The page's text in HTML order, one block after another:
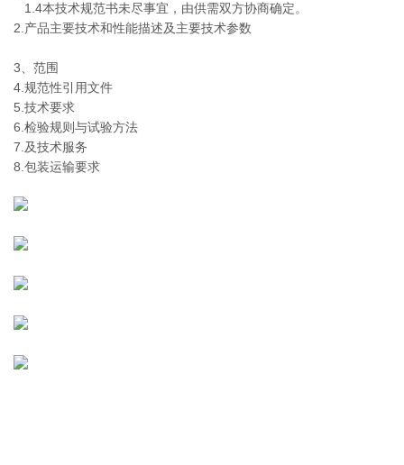
1.4本技术规范书未尽事宜，由供需双方协商确定。
2.产品主要技术和性能描述及主要技术参数
3、范围
4. 规范性引用文件
5. 技术要求
6. 检验规则与试验方法
7. 及技术服务
8.包装运输要求